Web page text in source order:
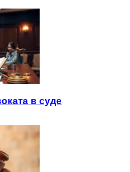
в суде